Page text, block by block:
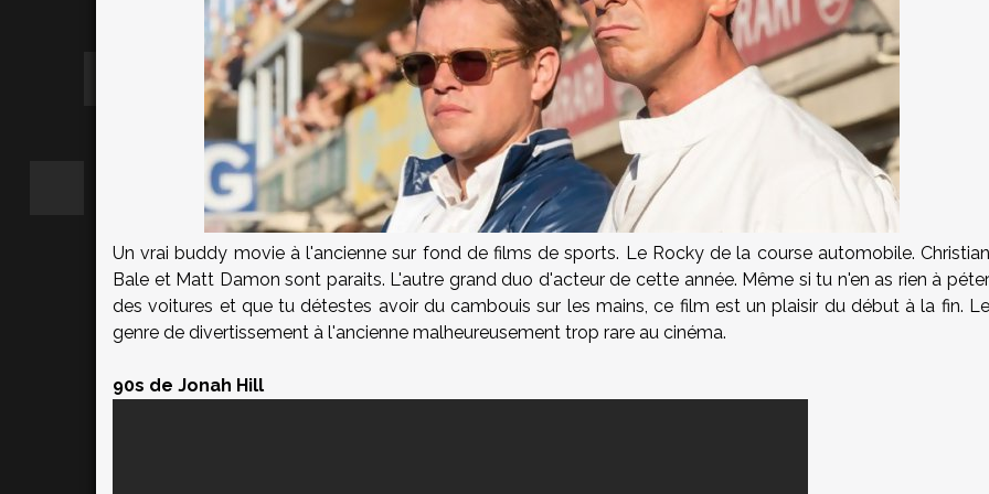
Un vrai buddy movie à l'ancienne sur fond de films de sports. Le Rocky de la course automobile. Christian
Bale et Matt Damon sont paraits. L'autre grand duo d'acteur de cette année. Même si tu n'en as rien à péter
des voitures et que tu détestes avoir du cambouis sur les mains, ce film est un plaisir du début à la fin. Le
genre de divertissement à l'ancienne malheureusement trop rare au cinéma.
90s de Jonah Hill